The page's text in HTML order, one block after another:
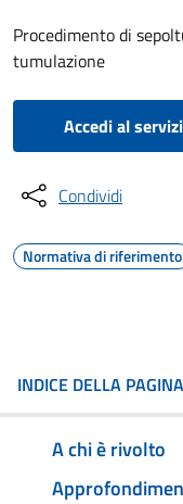
Procedimento di
tumulazione
Accedi al
Condividi
Normativa di riferimento
INDICE DELLA PAGINA
A chi è rivolto